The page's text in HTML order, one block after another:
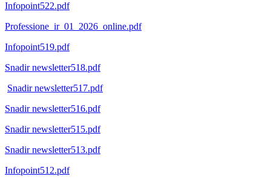
Infopoint522.pdf
Professione_ir_01_2026_online.pdf
Infopoint519.pdf
Snadir newsletter518.pdf
Snadir newsletter517.pdf
Snadir newsletter516.pdf
Snadir newsletter515.pdf
Snadir newsletter513.pdf
Infopoint512.pdf